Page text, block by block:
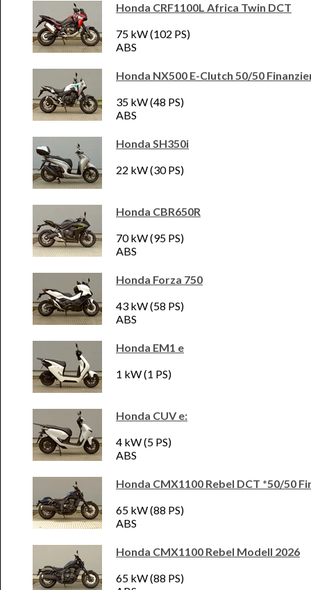
Honda CRF1100L Africa Twin DCT
75 kW (102 PS)
ABS
Honda NX500 E-Clutch 50/50
35 kW (48 PS)
ABS
Honda SH350i
22 kW (30 PS)
Honda CBR650R
70 kW (95 PS)
ABS
Honda Forza 750
43 kW (58 PS)
ABS
Honda EM1 e
1 kW (1 PS)
Honda CUV e:
4 kW (5 PS)
ABS
Honda CMX1100 Rebel DCT *50/50
65 kW (88 PS)
ABS
Honda CMX1100 Rebel Modell 2026
65 kW (88 PS)